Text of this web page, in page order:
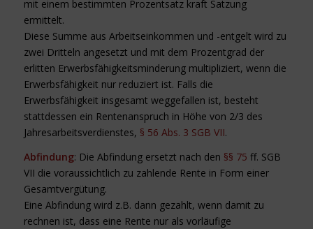
mit einem bestimmten Prozentsatz kraft Satzung
ermittelt.
Diese Summe aus Arbeitseinkommen und -entgelt wird zu
zwei Dritteln angesetzt und mit dem Prozentgrad der
erlitten Erwerbsfähigkeitsminderung multipliziert, wenn die
Erwerbsfähigkeit nur reduziert ist. Falls die
Erwerbsfähigkeit insgesamt weggefallen ist, besteht
stattdessen ein Rentenanspruch in Höhe von 2/3 des
Jahresarbeitsverdienstes, § 56 Abs. 3 SGB VII.
Abfindung: Die Abfindung ersetzt nach den §§ 75 ff. SGB
VII die voraussichtlich zu zahlende Rente in Form einer
Gesamtvergütung.
Eine Abfindung wird z.B. dann gezahlt, wenn damit zu
rechnen ist, dass eine Rente nur als vorläufige